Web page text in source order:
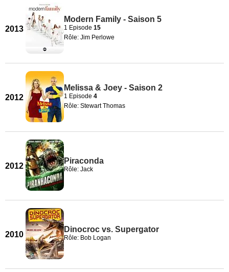
2013
Modern Family - Saison 5
1 Episode 15
Rôle: Jim Perlowe
2012
Melissa & Joey - Saison 2
1 Episode 4
Rôle: Stewart Thomas
2012
Piraconda
Rôle: Jack
2010
Dinocroc vs. Supergator
Rôle: Bob Logan